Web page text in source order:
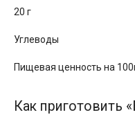
20 г
Углеводы
Пищевая ценность на
Как приготовить